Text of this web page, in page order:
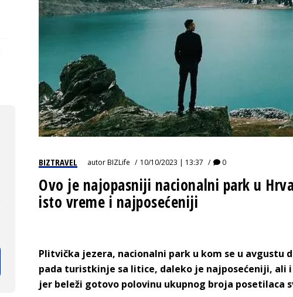
BIZTRAVEL autorBIZLife 10/10/2023 | 13:37 0
Ovo je najopasniji nacionalni park u
isto vreme i najposećeniji
Plitvička jezera, nacionalni park u kom se u
pada turistkinje sa litice, daleko je najposećeniji, ali
jer beleži gotovo polovinu ukupnog broja posetilaca